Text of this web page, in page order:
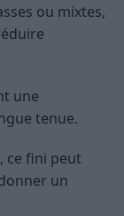
ou mixtes,
une
tenue.
ce fini peut
un